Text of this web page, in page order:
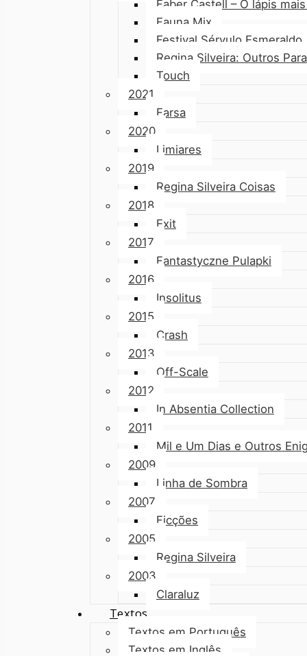
Faber Castell – O lápis
Fauna Mix
Festival Sérvulo Esmeraldo
Regina Silveira: Outros
Touch
2021
Farsa
2020
Limiares
2019
Regina Silveira Coisas
2018
Exit
2017
Fantastyczne Pulapki
2016
Insolitus
2015
Crash
2013
Off-Scale
2012
In Absentia Collection
2011
Mil e Um Dias e Outros
2009
Linha de Sombra
2007
Ficções
2005
Regina Silveira
2003
Claraluz
Textos
Textos em Português
Textos em Inglês